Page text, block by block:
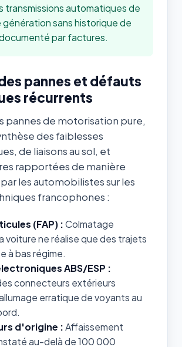
transmissions automatiques de
génération sans historique de
par factures.
pannes et défauts
récurrents
pannes de motorisation pure,
des faiblesses
de liaisons au sol, et
rapportées de manière
les automobilistes sur les
francophones :
(FAP) :Colmatage
voiture ne réalise que des trajets
à bas régime.
ABS/ESP :
connecteurs extérieurs
erratique de voyants au
d'origine :Affaissement
au-delà de 100 000